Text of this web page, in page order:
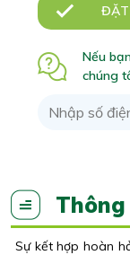
ĐẶT
Nếu
chúng
Sự kết hợp hoàn